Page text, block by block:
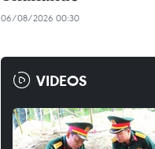
06/08/2026 00:30
VIDEOS